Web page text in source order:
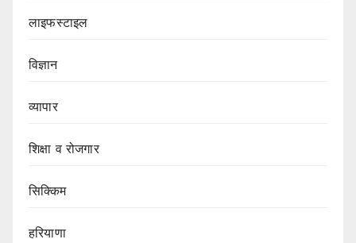
लाइफस्टाइल
विज्ञान
व्यापार
शिक्षा व रोजगार
सिक्किम
हरियाणा